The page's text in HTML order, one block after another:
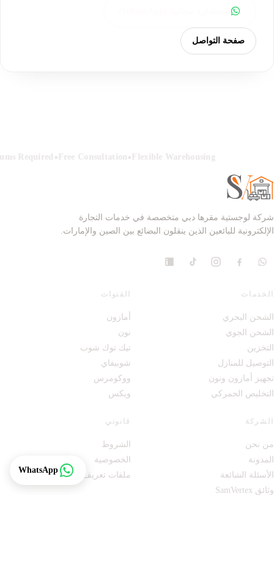
تتبع
صفحة التواصل
Flexible Warehousing
•
Free Consultation
•
Required
شركة لوجستية مقرها دبي متخصصة في خدمات التجارة
الإلكترونية للبائعين الذين ينقلون البضائع بين الصين والإمارات.
الخدمات
الشحن البحري
الشحن الجوي
التخزين
التوصيل للمنازل
تجهيز أمازون ونون
التخليص الجمركي
القنوات
أمازون
نون
تيك توك شوب
شوبيفاي
ووكومرس
ويكس
الشركة
من نحن
المدونة
الأسئلة الشائعة
وثائق SamVertex
قانوني
الشروط
الخصوصية
ملفات تعريف الارتباط
WhatsApp